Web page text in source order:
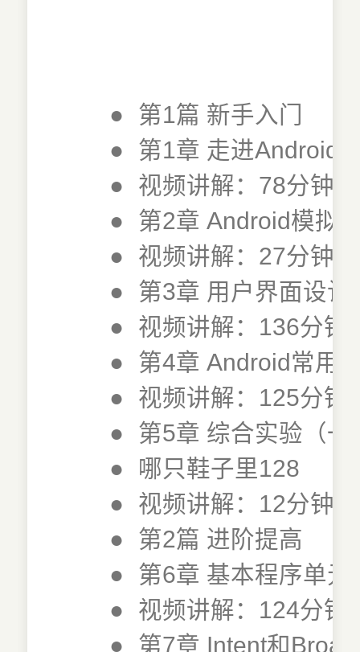
●
第1篇 新手入门
●
第1章 走进Android2
●
视频讲解：78分钟
●
第2章 Android模拟
●
视频讲解：27分钟
●
第3章 用户界面设计
●
视频讲解：136分钟
●
第4章 Android常用
●
视频讲解：125分钟
●
第5章 综合实验（
●
哪只鞋子里128
●
视频讲解：12分钟
●
第2篇 进阶提高
●
第6章 基本程序单元
●
视频讲解：124分钟
●
第7章 Intent和